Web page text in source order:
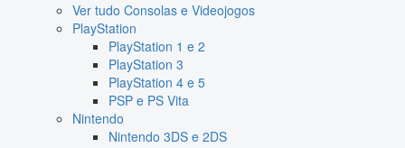
Ver tudo Consolas e Videojogos
PlayStation
PlayStation 1 e 2
PlayStation 3
PlayStation 4 e 5
PSP e PS Vita
Nintendo
Nintendo 3DS e 2DS